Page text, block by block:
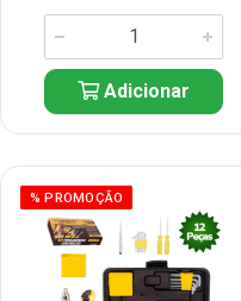
Adicionar
% PROMOÇÃO